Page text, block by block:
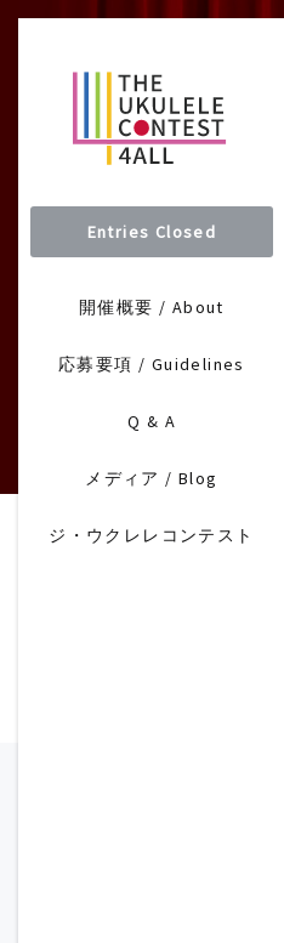
Entries Closed
開催概要 / About
応募要項 / Guidelines
Q & A
メディア / Blog
ジ・ウクレレコンテスト